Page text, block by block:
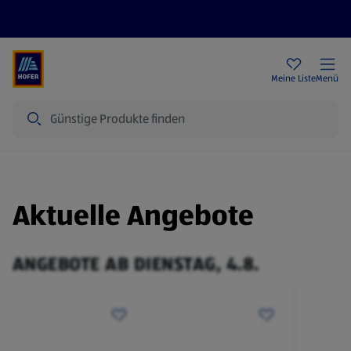
Meine ListeMenü
Aktuelle Angebote
ANGEBOTE AB DIENSTAG, 4.8.